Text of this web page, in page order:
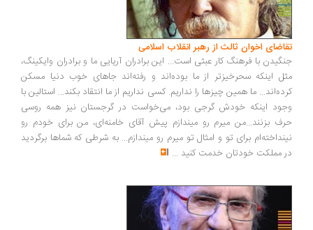
اخوان ثالث از رهبر انقلاب اسلامی
با فرهنگ کار عبثی است... این برادران آریایی ما و برادران وایکینگ،
اینکه سحرخیزتر از ما بوده‌اند و رفته‌اند جاهای خوب دنیا مسکن
ما همین چیزها را نداریم. کسی نداریم از ما انتقاد بکند... استالین با
اینکه خودش گرجی بود، می‌خواست در گرجستان نیز همه روسی
بزنند...من میرم رو میندازم پیش آقای خامنه‌ای، من برای خودم رو
برای تو و امثال تو میرم رو میندازم... به شرطی که شماها برگردید
مملکت خودتان خدمت کنید...